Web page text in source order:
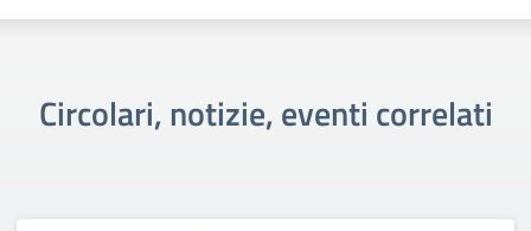
Circolari, notizie, eventi correlati